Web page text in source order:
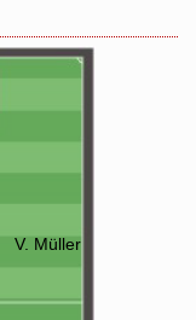
V. Müller